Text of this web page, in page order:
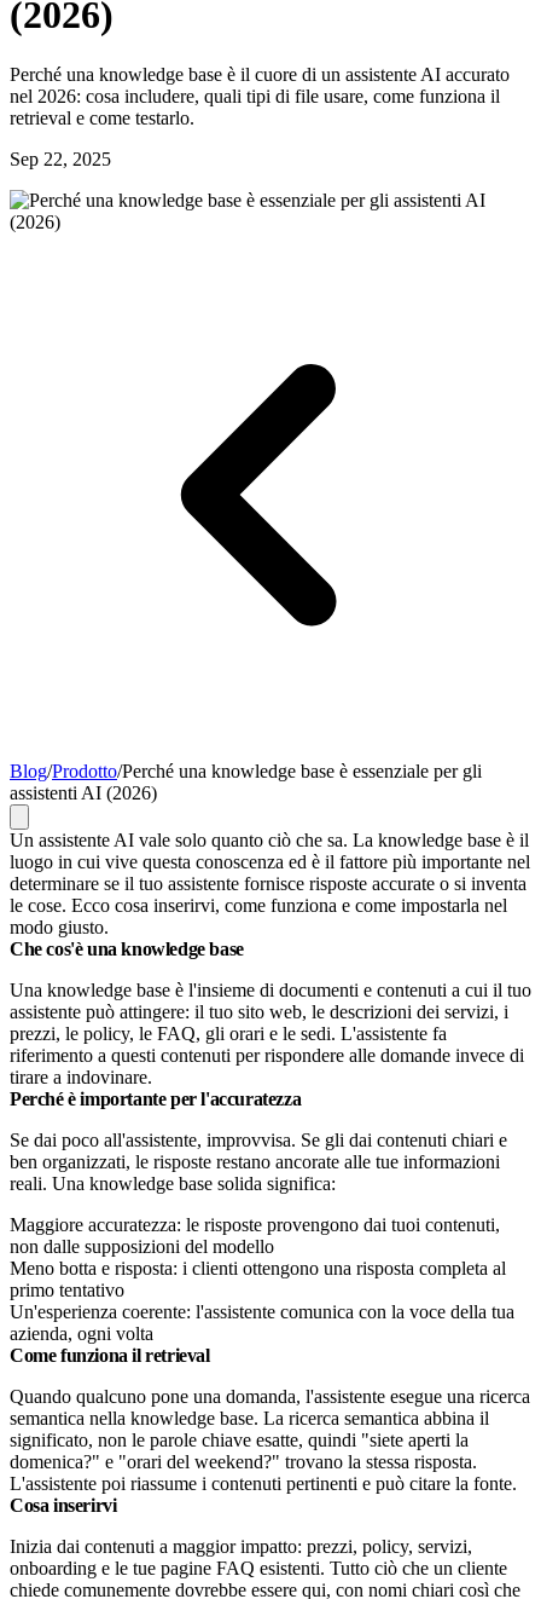
(2026)
Perché una knowledge base è il cuore di un assistente AI accurato
nel 2026: cosa includere, quali tipi di file usare, come funziona il
retrieval e come testarlo.
Sep 22, 2025
Blog/Prodotto/Perché una knowledge base è essenziale per gli
assistenti AI (2026)
Un assistente AI vale solo quanto ciò che sa. La knowledge base è il
luogo in cui vive questa conoscenza ed è il fattore più importante nel
determinare se il tuo assistente fornisce risposte accurate o si inventa
le cose. Ecco cosa inserirvi, come funziona e come impostarla nel
modo giusto.
Che cos'è una knowledge base
Una knowledge base è l'insieme di documenti e contenuti a cui il tuo
assistente può attingere: il tuo sito web, le descrizioni dei servizi, i
prezzi, le policy, le FAQ, gli orari e le sedi. L'assistente fa
riferimento a questi contenuti per rispondere alle domande invece di
tirare a indovinare.
Perché è importante per l'accuratezza
Se dai poco all'assistente, improvvisa. Se gli dai contenuti chiari e
ben organizzati, le risposte restano ancorate alle tue informazioni
reali. Una knowledge base solida significa:
Maggiore accuratezza: le risposte provengono dai tuoi contenuti,
non dalle supposizioni del modello
Meno botta e risposta: i clienti ottengono una risposta completa al
primo tentativo
Un'esperienza coerente: l'assistente comunica con la voce della tua
azienda, ogni volta
Come funziona il retrieval
Quando qualcuno pone una domanda, l'assistente esegue una ricerca
semantica nella knowledge base. La ricerca semantica abbina il
significato, non le parole chiave esatte, quindi "siete aperti la
domenica?" e "orari del weekend?" trovano la stessa risposta.
L'assistente poi riassume i contenuti pertinenti e può citare la fonte.
Cosa inserirvi
Inizia dai contenuti a maggior impatto: prezzi, policy, servizi,
onboarding e le tue pagine FAQ esistenti. Tutto ciò che un cliente
chiede comunemente dovrebbe essere qui, con nomi chiari così che